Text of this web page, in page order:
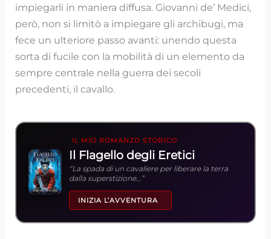
impiegarli in maniera diffusa. Giovanni de’ Medici,
però, non si limitò a impiegare gli archibugi, ma
fece un ulteriore passo avanti: unendo questa
sorta di fucile con la mobilità di un elemento da
sempre centrale nella guerra dei secoli
precedenti, il cavallo.
IL MIO ROMANZO STORICO
Il Flagello degli Eretici
“La spada di un cavaliere per liberare la terra
dalla superstizione…”
INIZIA L’AVVENTURA